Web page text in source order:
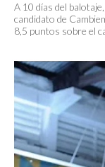
A 10 días del
candidato de
8,5 puntos sobre el